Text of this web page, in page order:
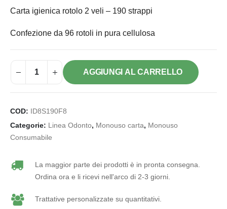
Carta igienica rotolo 2 veli – 190 strappi
Confezione da 96 rotoli in pura cellulosa
AGGIUNGI AL CARRELLO
COD:
ID8S190F8
Categorie: Linea Odonto, Monouso carta, Monouso
Consumabile
La maggior parte dei prodotti è in pronta consegna.
Ordina ora e li ricevi nell'arco di 2-3 giorni.
Trattative personalizzate su quantitativi.